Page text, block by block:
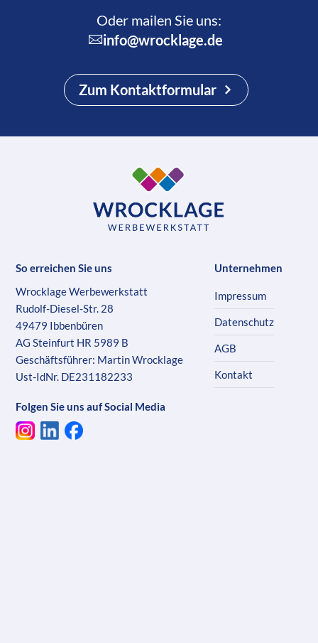
Oder mailen Sie uns:
info@wrocklage.de
Zum Kontaktformular
So erreichen Sie uns
Wrocklage Werbewerkstatt
Rudolf-Diesel-Str. 28
49479 Ibbenbüren
AG Steinfurt HR 5989 B
Geschäftsführer: Martin Wrocklage
Ust-IdNr. DE231182233
Folgen Sie uns auf Social Media
Unternehmen
Impressum
Datenschutz
AGB
Kontakt